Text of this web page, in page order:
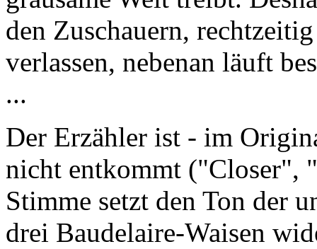
den Zuschauern,
verlassen, nebenan läuft
...
Der Erzähler ist - im
nicht entkommt ("Closer",
Stimme setzt den Ton der
drei Baudelaire-Waisen